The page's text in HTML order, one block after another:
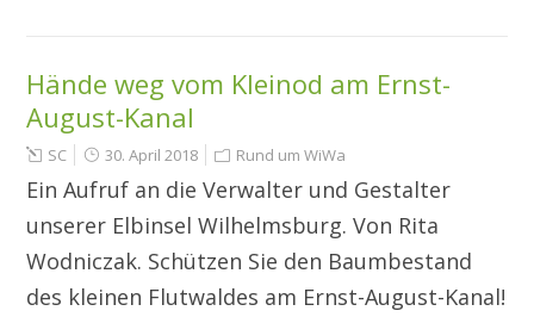
Hände weg vom Kleinod am Ernst-
August-Kanal
SC 30. April 2018 Rund um WiWa
Ein Aufruf an die Verwalter und Gestalter
unserer Elbinsel Wilhelmsburg. Von Rita
Wodniczak. Schützen Sie den Baumbestand
des kleinen Flutwaldes am Ernst-August-Kanal!